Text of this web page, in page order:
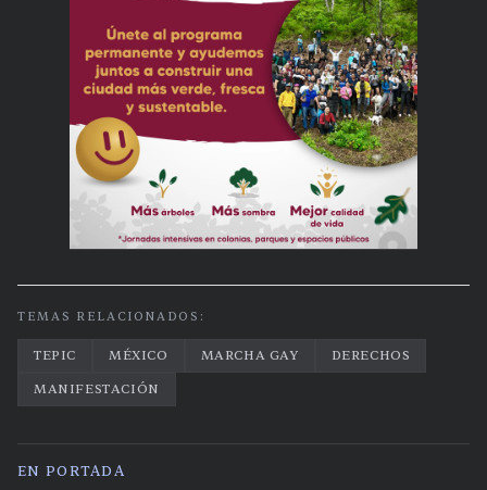
TEMAS RELACIONADOS:
TEPIC MÉXICO MARCHA GAY
DERECHOS
MANIFESTACIÓN
EN PORTADA